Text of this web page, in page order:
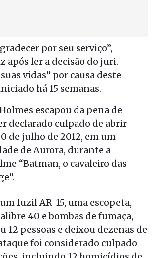
por seu serviço”,
após ler a decisão do juri.
vidas” por causa deste
há 15 semanas.
escapou da pena de
declarado culpado de abrir
de julho de 2012, em um
de Aurora, durante a
“Batman, o cavaleiro das
fuzil AR-15, uma escopeta,
40 e bombas de fumaça,
12 pessoas e deixou dezenas de
foi considerado culpado